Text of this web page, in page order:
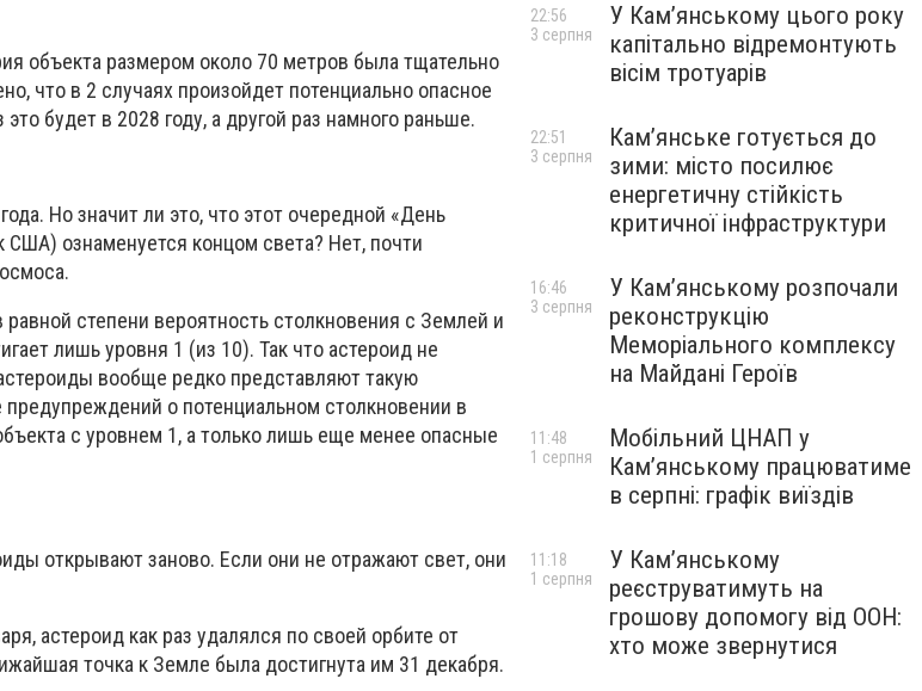
объекта размером около 70 метров была тщательно
что в 2 случаях произойдет потенциально опасное
будет в 2028 году, а другой раз намного раньше.
Но значит ли это, что этот очередной «День
ознаменуется концом света? Нет, почти
степени вероятность столкновения с Землей и
лишь уровня 1 (из 10). Так что астероид не
вообще редко представляют такую
о потенциальном столкновении в
с уровнем 1, а только лишь еще менее опасные
открывают заново. Если они не отражают свет, они
астероид как раз удалялся по своей орбите от
точка к Земле была достигнута им 31 декабря.
У Кам’янському цього року
капітально відремонтують
вісім тротуарів
22:56
3 серпня
Кам’янське готується до
зими: місто посилює
енергетичну стійкість
критичної інфраструктури
22:51
3 серпня
У Кам’янському розпочали
реконструкцію
Меморіального комплексу
на Майдані Героїв
16:46
3 серпня
Мобільний ЦНАП у
Кам’янському працюватиме
в серпні: графік виїздів
11:48
1 серпня
У Кам’янському
реєструватимуть на
грошову допомогу від ООН:
хто може звернутися
11:18
1 серпня